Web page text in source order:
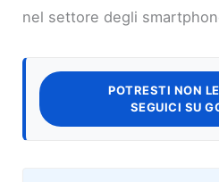
nel settore degli
POTRESTI NON
SEGUICI SU